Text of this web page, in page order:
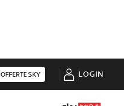
OFFERTE SKY LOGIN